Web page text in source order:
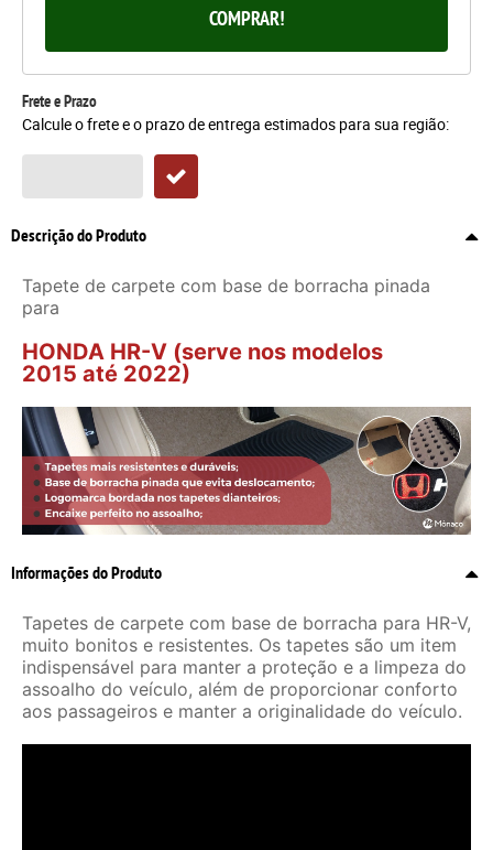
COMPRAR!
Frete e Prazo
Calcule o frete e o prazo de entrega estimados para sua região:
Descrição do Produto
Tapete de carpete com base de borracha pinada
para
HONDA HR-V (serve nos modelos
2015 até 2022)
Informações do Produto
Tapetes de carpete com base de borracha para HR-V,
muito bonitos e resistentes. Os tapetes são um item
indispensável para manter a proteção e a limpeza do
assoalho do veículo, além de proporcionar conforto
aos passageiros e manter a originalidade do veículo.